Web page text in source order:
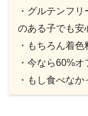
・グルテンフ
のある子でも安
・もちろん着
・今なら60%
・もし食べな